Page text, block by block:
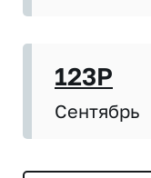
123P
Сентябрь